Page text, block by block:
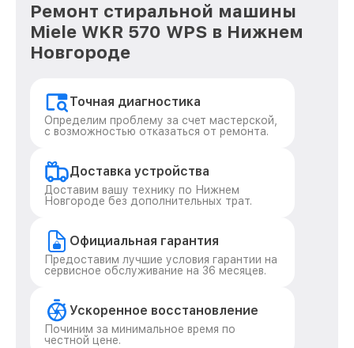
Ремонт стиральной машины
Miele WKR 570 WPS в Нижнем
Новгороде
Точная диагностика
Определим проблему за счет мастерской,
с возможностью отказаться от ремонта.
Доставка устройства
Доставим вашу технику по Нижнем
Новгороде без дополнительных трат.
Официальная гарантия
Предоставим лучшие условия гарантии на
сервисное обслуживание на 36 месяцев.
Ускоренное восстановление
Починим за минимальное время по
честной цене.